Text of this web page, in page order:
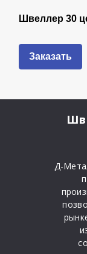
Швеллер 30
Заказать
Д-